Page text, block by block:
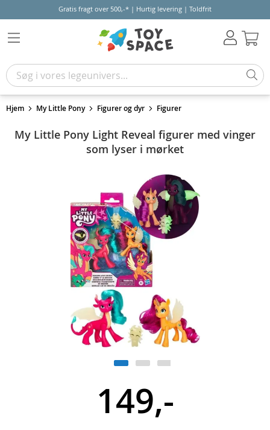
Gratis fragt over 500,-* | Hurtig levering | Toldfrit
Hjem My Little Pony Figurer og dyr Figurer
My Little Pony Light Reveal figurer med vinger
som lyser i mørket
149,-